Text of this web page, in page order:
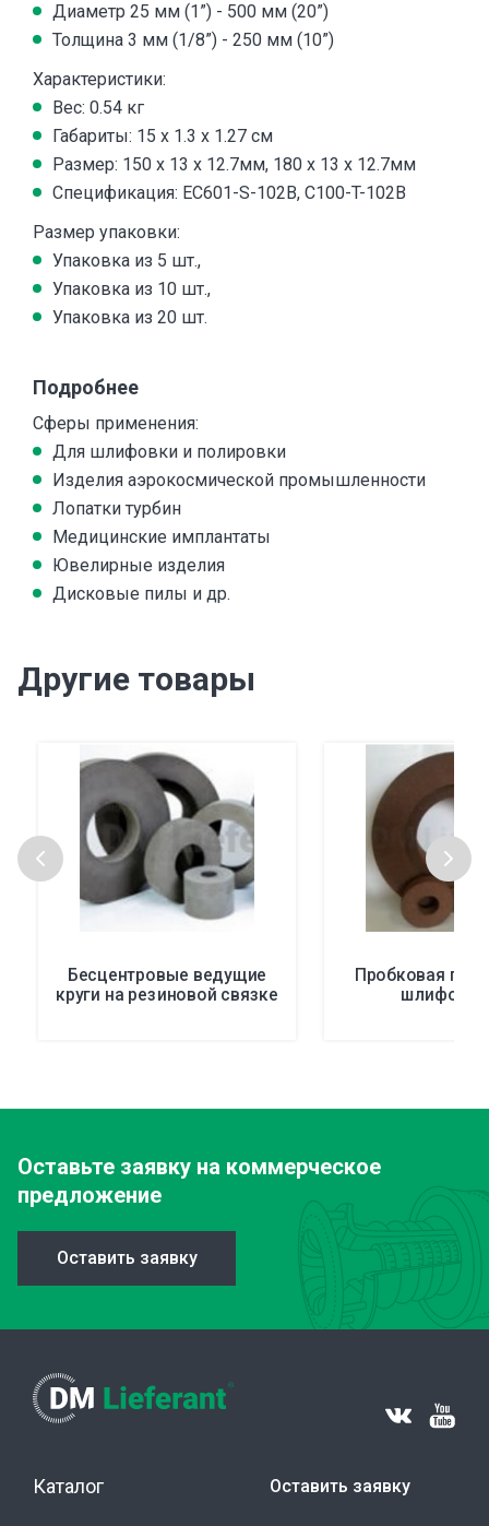
Диаметр 25 мм (1”) - 500 мм (20”)
Толщина 3 мм (1/8”) - 250 мм (10”)
Характеристики:
Вес: 0.54 кг
Габариты: 15 x 1.3 x 1.27 см
Размер: 150 x 13 x 12.7мм, 180 x 13 x 12.7мм
Спецификация: EC601-S-102B, C100-T-102B
Размер упаковки:
Упаковка из 5 шт.,
Упаковка из 10 шт.,
Упаковка из 20 шт.
Подробнее
Сферы применения:
Для шлифовки и полировки
Изделия аэрокосмической промышленности
Лопатки турбин
Медицинские имплантаты
Ювелирные изделия
Дисковые пилы и др.
Другие товары
Бесцентровые ведущие
круги на резиновой связке
Пробковая
Оставьте заявку на коммерческое
предложение
Оставить заявку
Каталог Оставить заявку